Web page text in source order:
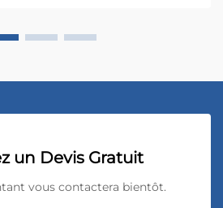
un Devis Gratuit
vous contactera bientôt.